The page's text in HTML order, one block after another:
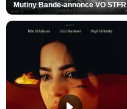
Mutiny Bande-annonce VO STFR